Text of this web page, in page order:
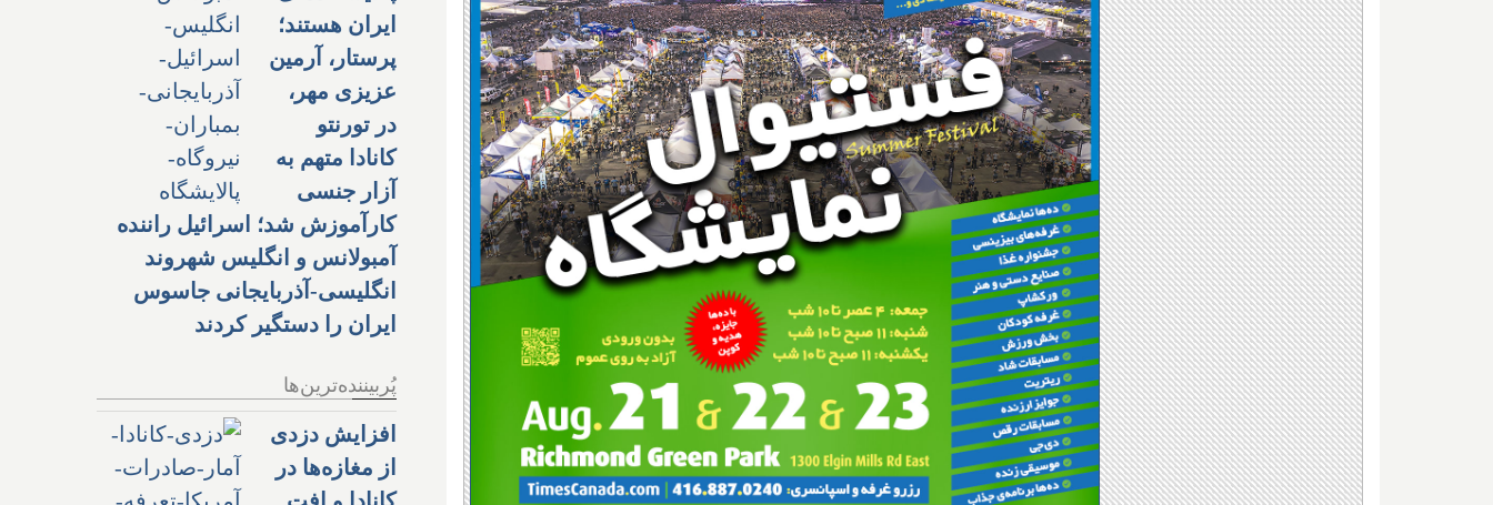
ایران هستند؛
پرستار، آرمین
عزیزی مهر،
در تورنتو
کانادا متهم به
آزار جنسی
کارآموزش شد؛ اسرائیل راننده
آمبولانس و انگلیس شهروند
انگلیسی-آذربایجانی جاسوس
ایران را دستگیر کردند
پُربیننده‌ترین‌ها
افزایش دزدی
از مغازه‌ها در